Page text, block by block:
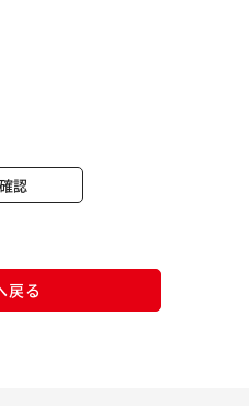
認
戻る